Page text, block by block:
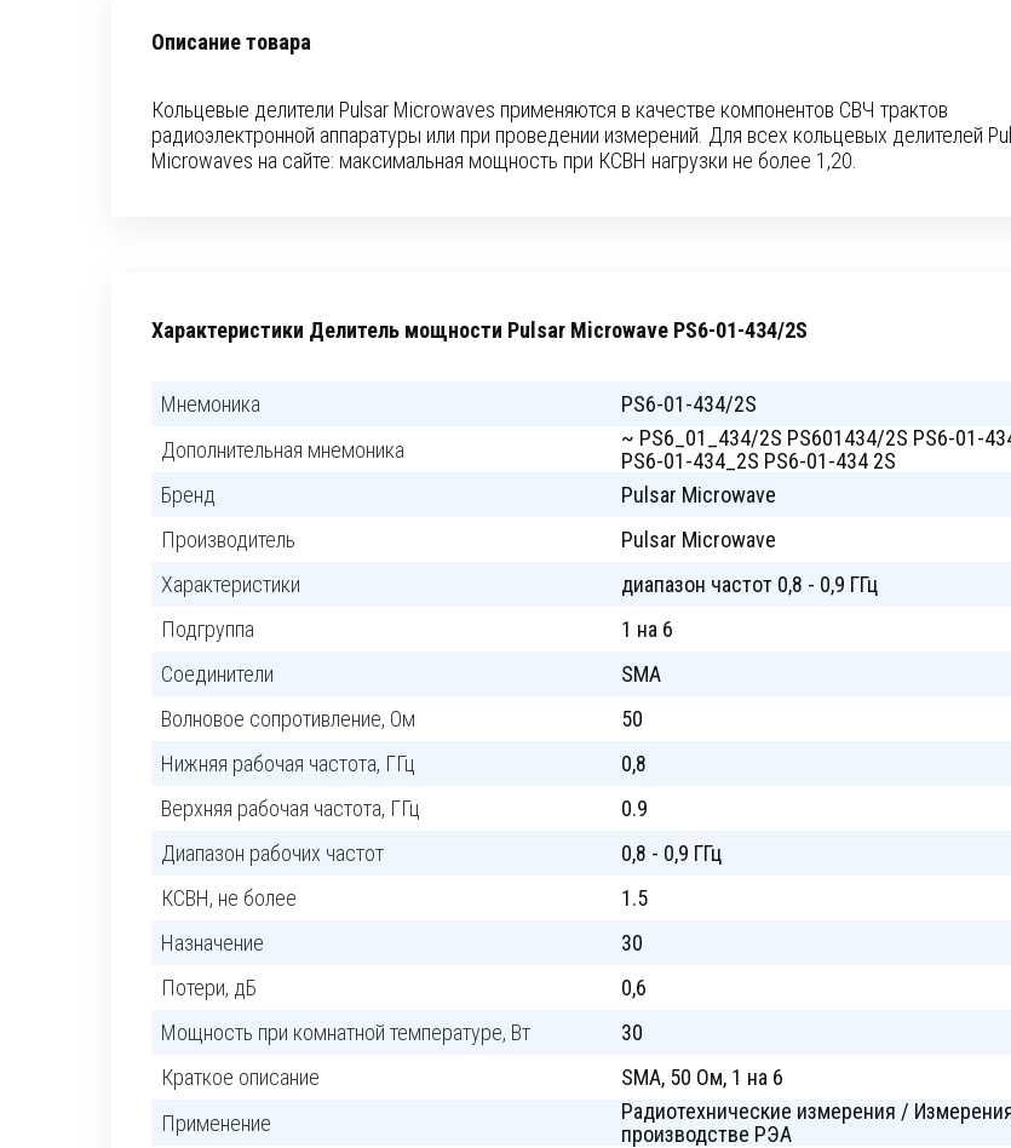
Описание товара
Кольцевые делители Pulsar Microwaves применяются в качестве компонентов СВЧ трактов
радиоэлектронной аппаратуры или при проведении измерений. Для всех кольцевых делителей
Microwaves на сайте: максимальная мощность при КСВН нагрузки не более 1,20.
Характеристики Делитель мощности Pulsar Microwave PS6-01-434/2S
Мнемоника
PS6-01-434/2S
Дополнительная мнемоника
~ PS6_01_434/2S PS601434/2S PS6-01-
PS6-01-434_2S PS6-01-434 2S
Бренд
Pulsar Microwave
Производитель
Pulsar Microwave
Характеристики
диапазон частот 0,8 - 0,9 ГГц
Подгруппа
1 на 6
Соединители
SMA
Волновое сопротивление, Ом
50
Нижняя рабочая частота, ГГц
0,8
Верхняя рабочая частота, ГГц
0.9
Диапазон рабочих частот
0,8 - 0,9 ГГц
КСВН, не более
1.5
Назначение
30
Потери, дБ
0,6
Мощность при комнатной температуре, Вт
30
Краткое описание
SMA, 50 Ом, 1 на 6
Применение
Радиотехнические измерения /
производстве РЭА